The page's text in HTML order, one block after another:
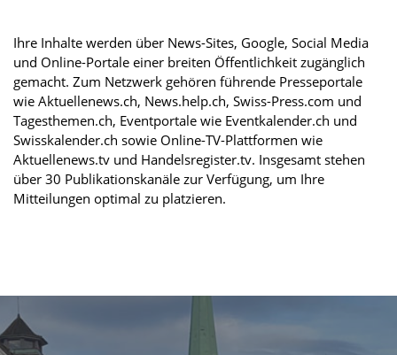
Ihre Inhalte werden über News-Sites, Google, Social Media
und Online-Portale einer breiten Öffentlichkeit zugänglich
gemacht. Zum Netzwerk gehören führende Presseportale
wie Aktuellenews.ch, News.help.ch, Swiss-Press.com und
Tagesthemen.ch, Eventportale wie Eventkalender.ch und
Swisskalender.ch sowie Online-TV-Plattformen wie
Aktuellenews.tv und Handelsregister.tv. Insgesamt stehen
über 30 Publikationskanäle zur Verfügung, um Ihre
Mitteilungen optimal zu platzieren.